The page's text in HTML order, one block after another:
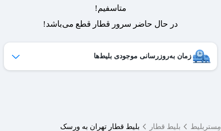
زمان به‌روزرسانی موجودی بلیط‌ها
متاسفیم!
در حال حاضر سرور قطار قطع می‌باشد!
مِستربلیط بلیط قطار بلیط قطار تهران به ورسک